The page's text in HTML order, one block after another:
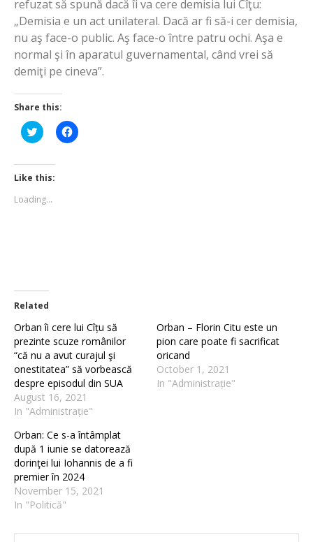
refuzat să spună dacă îi va cere demisia lui Cîţu:
„Demisia e un act unilateral. Dacă ar fi să-i cer demisia,
nu aş face-o public. Aş face-o între patru ochi. Aşa e
normal şi în aparatul guvernamental, când vrei să
demiţi pe cineva”.
Share this:
Click
to
Twitter
(Opens
in
window)
Click
to
Like this:
Loading...
Related
Orban îi cere lui Cîțu să
prezinte scuze românilor
“că nu a avut curajul şi
onestitatea” să vorbească
despre episodul din SUA
August 16, 2021
In "Administrație"
Orban – Florin Citu este un
pion care poate fi sacrificat
oricand
October 1, 2021
In "Administrație"
Orban: Ce s-a întâmplat
după 1 iunie se datorează
dorinţei lui Iohannis de a fi
premier în 2024
November 15, 2021
In "Politică"